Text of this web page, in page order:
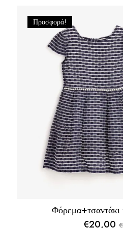
Προσφορά!
Φόρεμα+τσαντάκι
€
€20,00